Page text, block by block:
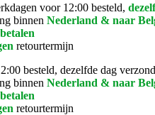
voor 12:00 besteld,
binnen Nederland & naar
retourtermijn
besteld, dezelfde dag
binnen Nederland & naar
retourtermijn